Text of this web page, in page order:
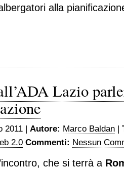
alla
Lazio
2011 | Autore: Marco Baldan |
2.0 Commenti: Nessun
che si terrà a